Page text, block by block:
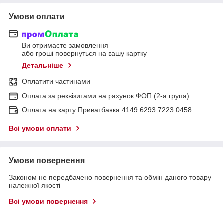
Умови оплати
Ви отримаєте замовлення
або гроші повернуться на вашу картку
Детальніше
Оплатити частинами
Оплата за реквізитами на рахунок ФОП (2-а група)
Оплата на карту Приватбанка 4149 6293 7223 0458
Всі умови оплати
Умови повернення
Законом не передбачено повернення та обмін даного товару
належної якості
Всі умови повернення